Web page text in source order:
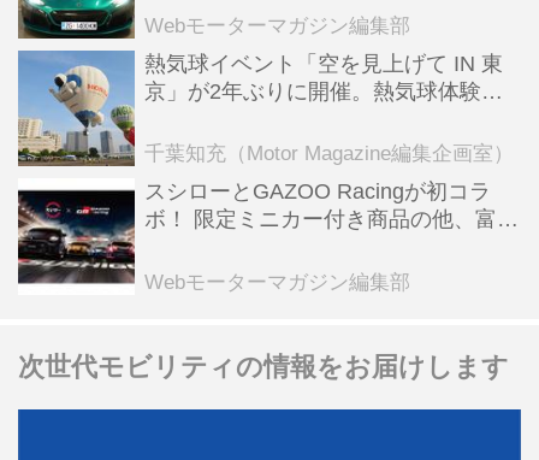
全版／115】
Webモーターマガジン編集部
熱気球イベント「空を見上げて IN 東
京」が2年ぶりに開催。熱気球体験搭
ンテンツも
千葉知充（Motor Magazine編集企画室）
スシローとGAZOO Racingが初コラ
ボ！ 限定ミニカー付き商品の他、富士
る抽選企画などを展開
Webモーターマガジン編集部
次世代モビリティの情報をお届けします